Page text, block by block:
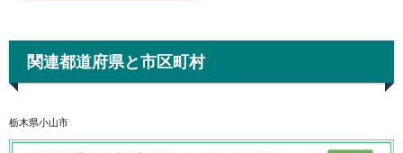
関連都道府県と市区町村
栃木県小山市